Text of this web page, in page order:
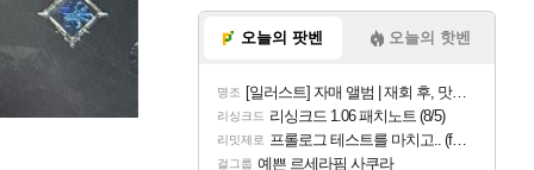
오늘의 팟벤 오늘의 핫벤
명조 [일러스트] 자매 앨범 | 재회 후, 맛집에서
리싱크드 리싱크드 1.06 패치노트 (8/5)
리밋제로 프롤로그 테스트를 마치고.. (feat. 리아)
걸그룹 예쁜 르세라핌 사쿠라